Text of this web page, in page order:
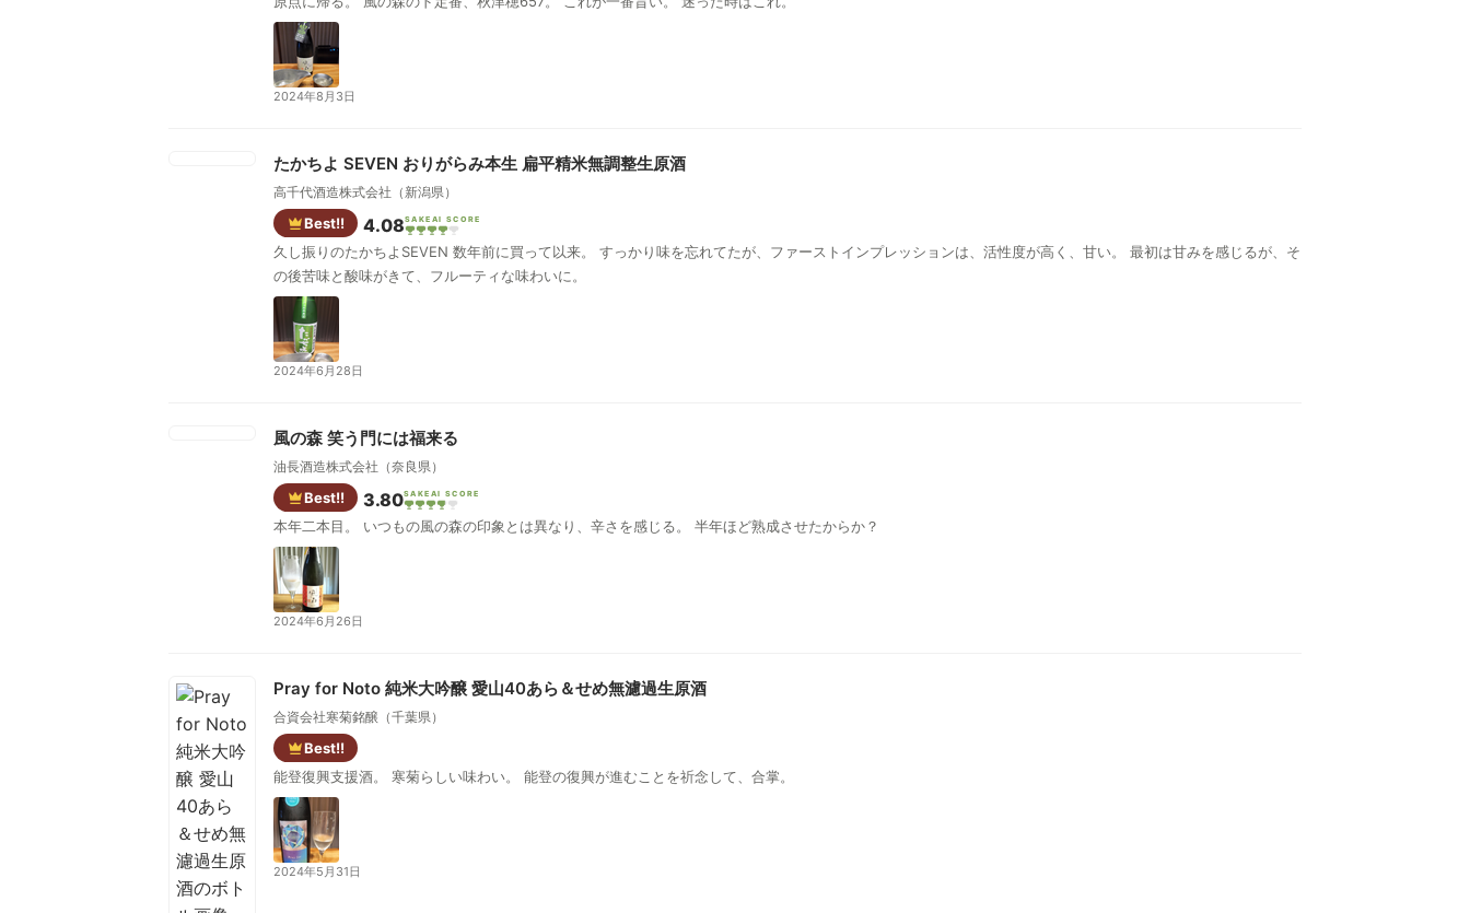
2024年8月3日
たかちよ SEVEN おりがらみ本生 扁平精米無調整生原酒
高千代酒造株式会社（新潟県）
Best!! 4.08SAKEAI SCORE
久し振りのたかちよSEVEN 数年前に買って以来。 すっかり味を忘れてたが、ファーストインプレッションは、活性度が高く、甘い。 最初は甘みを感じるが、そ
の後苦味と酸味がきて、フルーティな味わいに。
2024年6月28日
風の森 笑う門には福来る
油長酒造株式会社（奈良県）
Best!! 3.80SAKEAI SCORE
本年二本目。 いつもの風の森の印象とは異なり、辛さを感じる。 半年ほど熟成させたからか？
2024年6月26日
Pray for Noto 純米大吟醸 愛山40あら＆せめ無濾過生原酒
合資会社寒菊銘醸（千葉県）
Best!!
能登復興支援酒。 寒菊らしい味わい。 能登の復興が進むことを祈念して、合掌。
2024年5月31日